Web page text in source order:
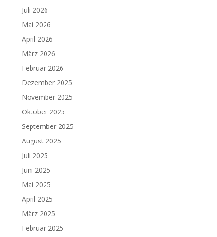
Juli 2026
Mai 2026
April 2026
März 2026
Februar 2026
Dezember 2025
November 2025
Oktober 2025
September 2025
August 2025
Juli 2025
Juni 2025
Mai 2025
April 2025
März 2025
Februar 2025